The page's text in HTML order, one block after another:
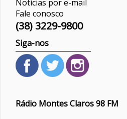
Notícias por e-mail
Fale conosco
(38) 3229-9800
Siga-nos
Rádio Montes Claros 98 FM